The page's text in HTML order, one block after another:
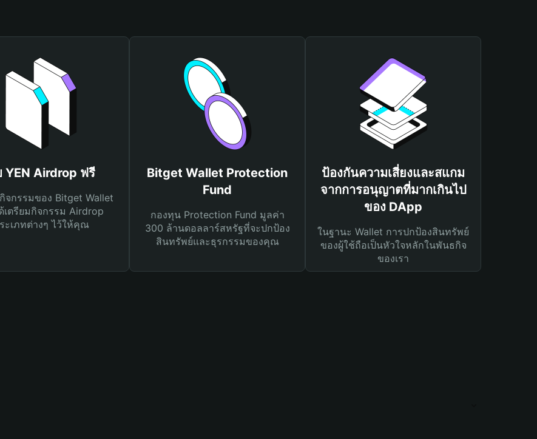
YEN Airdrop ฟรี
จกรรมของ Bitget Wallet
เตรียมกิจกรรม Airdrop
ะเภทต่างๆ ไว้ให้คุณ
Bitget Wallet Protection
Fund
กองทุน Protection Fund มูลค่า
300 ล้านดอลลาร์สหรัฐที่จะปกป้อง
สินทรัพย์และธุรกรรมของคุณ
ป้องกันความเสี่ยงและสแกม
จากการอนุญาตที่มากเกินไป
ของ DApp
ในฐานะ Wallet การปกป้องสินทรัพย์
ของผู้ใช้ถือเป็นหัวใจหลักในพันธกิจ
ของเรา